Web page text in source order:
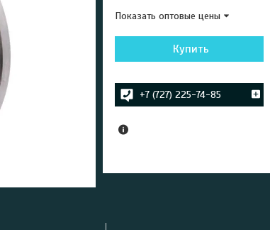
Показать оптовые цены
Купить
+7 (727) 225-74-85